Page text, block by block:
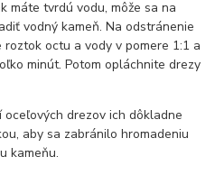
máte tvrdú vodu, môže sa na
vodný kameň. Na odstránenie
octu a vody v pomere 1:1 a
minút. Potom opláchnite drezy
drezov ich dôkladne
aby sa zabránilo hromadeniu
kameňu.